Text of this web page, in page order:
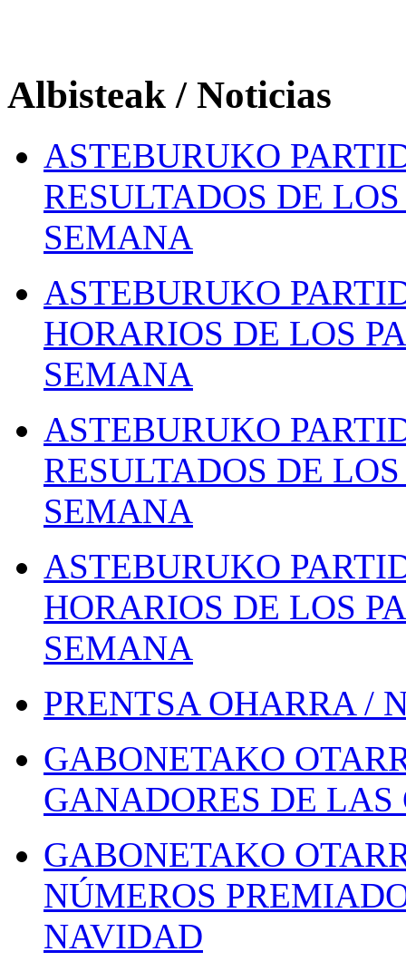
Albisteak / Noticias
ASTEBURUKO
RESULTADOS DE
SEMANA
ASTEBURUKO
HORARIOS DE LOS
SEMANA
ASTEBURUKO
RESULTADOS DE
SEMANA
ASTEBURUKO
HORARIOS DE LOS
SEMANA
PRENTSA OHARRA /
GABONETAKO
GANADORES DE
GABONETAKO
NÚMEROS
NAVIDAD